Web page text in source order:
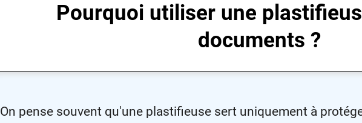
Pourquoi utiliser une
documents ?
On pense souvent qu'une plastifieuse sert uniquement à